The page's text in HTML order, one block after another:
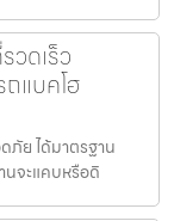
ดเร็ว
แบคโฮ
ภัย ได้มาตรฐาน
นจะแคบหรือดิ